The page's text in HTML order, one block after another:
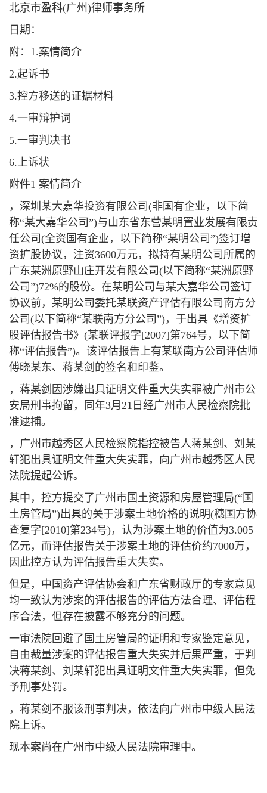
北京市盈科(广州)律师事务所
日期：
附：1.案情简介
2.起诉书
3.控方移送的证据材料
4.一审辩护词
5.一审判决书
6.上诉状
附件1 案情简介
，深圳某大嘉华投资有限公司(非国有企业，以下简
称“某大嘉华公司”)与山东省东营某明置业发展有限责
任公司(全资国有企业，以下简称“某明公司”)签订增
资扩股协议，注资3600万元，拟持有某明公司所属的
广东某洲原野山庄开发有限公司(以下简称“某洲原野
公司”)72%的股份。在某明公司与某大嘉华公司签订
协议前，某明公司委托某联资产评估有限公司南方分
公司(以下简称“某联南方分公司”)，于出具《增资扩
股评估报告书》(某联评报字[2007]第764号，以下简
称“评估报告”)。该评估报告上有某联南方公司评估师
傅晓某东、蒋某剑的签名和印鉴。
，蒋某剑因涉嫌出具证明文件重大失实罪被广州市公
安局刑事拘留，同年3月21日经广州市人民检察院批
准逮捕。
，广州市越秀区人民检察院指控被告人蒋某剑、刘某
轩犯出具证明文件重大失实罪，向广州市越秀区人民
法院提起公诉。
其中，控方提交了广州市国土资源和房屋管理局(“国
土房管局”)出具的关于涉案土地价格的说明(穗国方协
查复字[2010]第234号)，认为涉案土地的价值为3.005
亿元，而评估报告关于涉案土地的评估价约7000万，
因此控方认为评估报告重大失实。
但是，中国资产评估协会和广东省财政厅的专家意见
均一致认为涉案的评估报告的评估方法合理、评估程
序合法，但存在披露不够充分的问题。
一审法院回避了国土房管局的证明和专家鉴定意见，
自由裁量涉案的评估报告重大失实并后果严重，于判
决蒋某剑、刘某轩犯出具证明文件重大失实罪，但免
予刑事处罚。
，蒋某剑不服该刑事判决，依法向广州市中级人民法
院上诉。
现本案尚在广州市中级人民法院审理中。